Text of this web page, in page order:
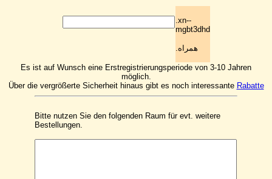
.xn--
mgbt3dhd
.همراه
Es ist auf Wunsch eine Erstregistrierungsperiode von 3-10 Jahren
möglich.
Über die vergrößerte Sicherheit hinaus gibt es noch interessante Rabatte
Bitte nutzen Sie den folgenden Raum für evt. weitere
Bestellungen.